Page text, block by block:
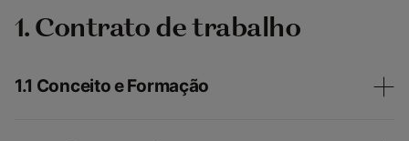
1. Contrato de trabalho
1.1 Conceito e Formação